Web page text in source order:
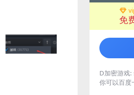
免
D加密游戏:
你可以百度